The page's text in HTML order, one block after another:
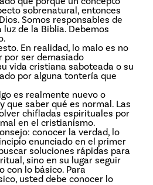
sobrenatural, entonces
Somos responsables de
de la Biblia. Debemos
En realidad, lo malo es no
por ser demasiado
vida cristiana saboteada o su
por alguna tontería que
es realmente nuevo o
que saber qué es normal. Las
chifladas espirituales por
en el cristianismo.
conocer la verdad, lo
enunciado en el primer
soluciones rápidas para
sino en su lugar seguir
con lo básico. Para
usted debe conocer lo